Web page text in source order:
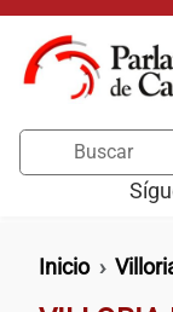
Pasar al
Ruta de
Inicio